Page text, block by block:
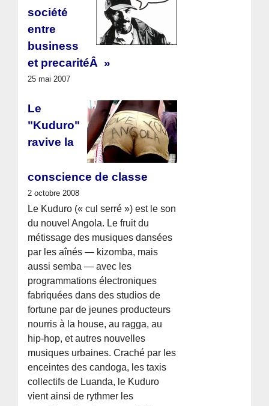
société
entre
business
et precaritéÂ »
25 mai 2007
Le
"Kuduro"
ravive la
conscience de classe
2 octobre 2008
Le Kuduro (« cul serré ») est le son
du nouvel Angola. Le fruit du
métissage des musiques dansées
par les aînés — kizomba, mais
aussi semba — avec les
programmations électroniques
fabriquées dans des studios de
fortune par de jeunes producteurs
nourris à la house, au ragga, au
hip-hop, et autres nouvelles
musiques urbaines. Craché par les
enceintes des candoga, les taxis
collectifs de Luanda, le Kuduro
vient ainsi de rythmer les